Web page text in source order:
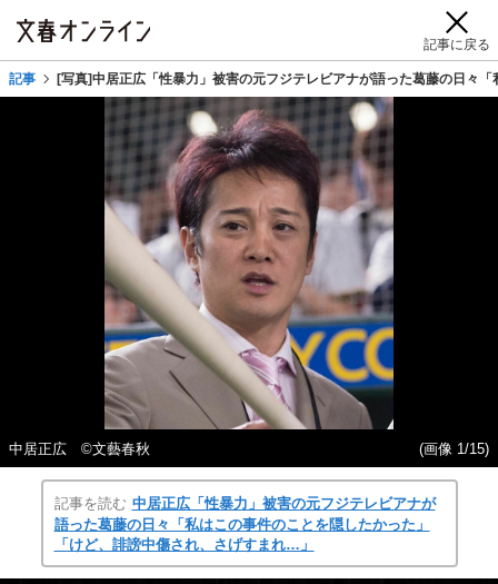
記事に戻る
記事 [写真]中居正広「性暴力」被害の元フジテレビアナが語った葛藤の日々
中居正広 ©文藝春秋 (画像 1/15)
記事を読む 中居正広「性暴力」被害の元フジテレビアナが
語った葛藤の日々「私はこの事件のことを隠したかった」
「けど、誹謗中傷され、さげすまれ…」